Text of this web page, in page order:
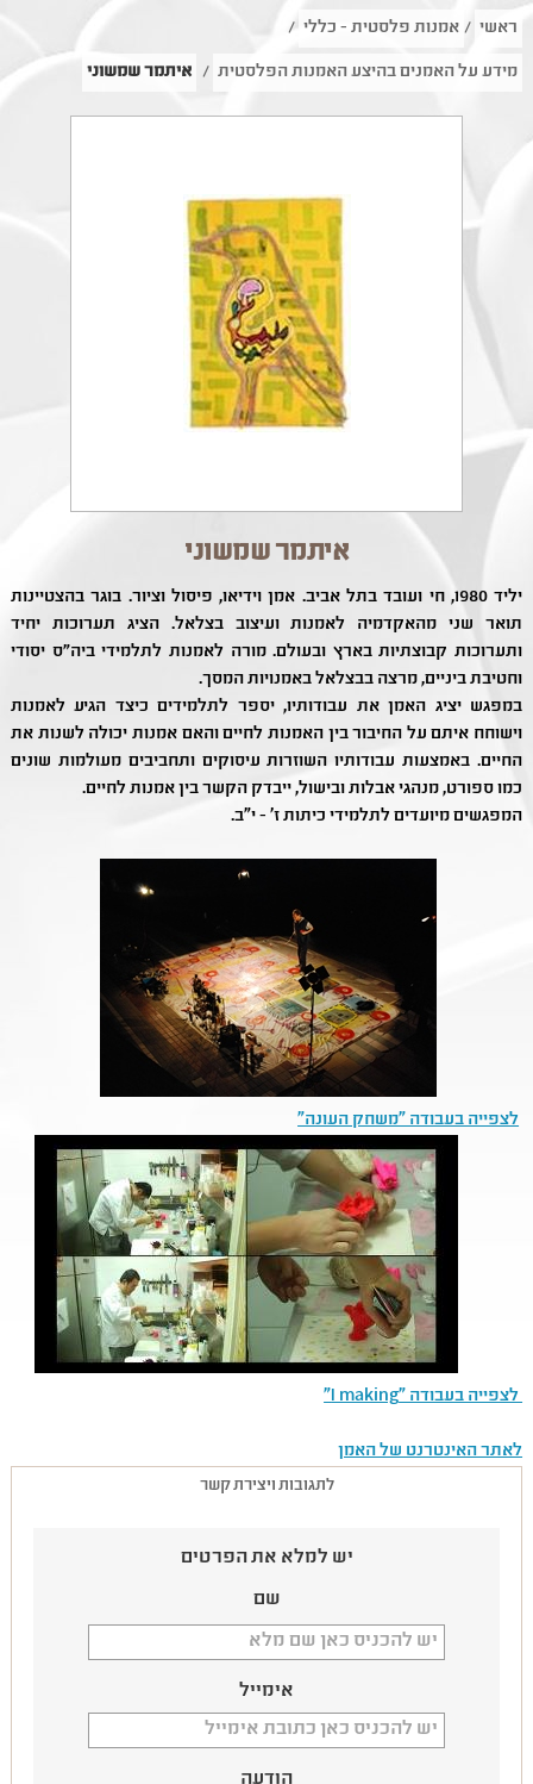
ראשי / אמנות פלסטית - כללי /
מידע על האמנים בהיצע האמנות הפלסטית / איתמר שמשוני
איתמר שמשוני
יליד 1980, חי ועובד בתל אביב. אמן וידיאו, פיסול וציור. בוגר בהצטיינות
תואר שני מהאקדמיה לאמנות ועיצוב בצלאל. הציג תערוכות יחיד
ותערוכות קבוצתיות בארץ ובעולם. מורה לאמנות לתלמידי ביה״ס יסודי
וחטיבת ביניים, מרצה בבצלאל באמנויות המסך.
במפגש יציג האמן את עבודותיו, יספר לתלמידים כיצד הגיע לאמנות
וישוחח איתם על החיבור בין האמנות לחיים והאם אמנות יכולה לשנות את
החיים. באמצעות עבודותיו השוזרות עיסוקים ותחביבים מעולמות שונים
כמו ספורט, מנהגי אבלות ובישול, ייבדק הקשר בין אמנות לחיים.
המפגשים מיועדים לתלמידי כיתות ז' - י"ב.
לצפייה בעבודה "משחק העונה"
לצפייה בעבודה "I making"
לאתר האינטרנט של האמן
לתגובות ויצירת קשר
יש למלא את הפרטים
שם
אימייל